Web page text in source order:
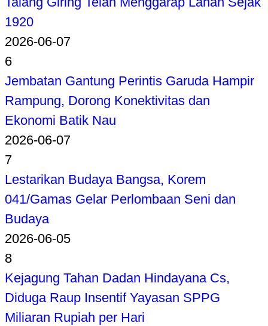
1920
2026-06-07
6
Jembatan Gantung Perintis Garuda Hampir
Rampung, Dorong Konektivitas dan
Ekonomi Batik Nau
2026-06-07
7
Lestarikan Budaya Bangsa, Korem
041/Gamas Gelar Perlombaan Seni dan
Budaya
2026-06-05
8
Kejagung Tahan Dadan Hindayana Cs,
Diduga Raup Insentif Yayasan SPPG
Miliaran Rupiah per Hari